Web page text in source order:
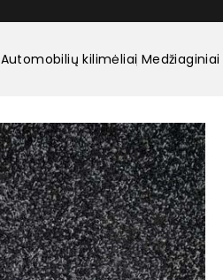
Automobilių kilimėliai